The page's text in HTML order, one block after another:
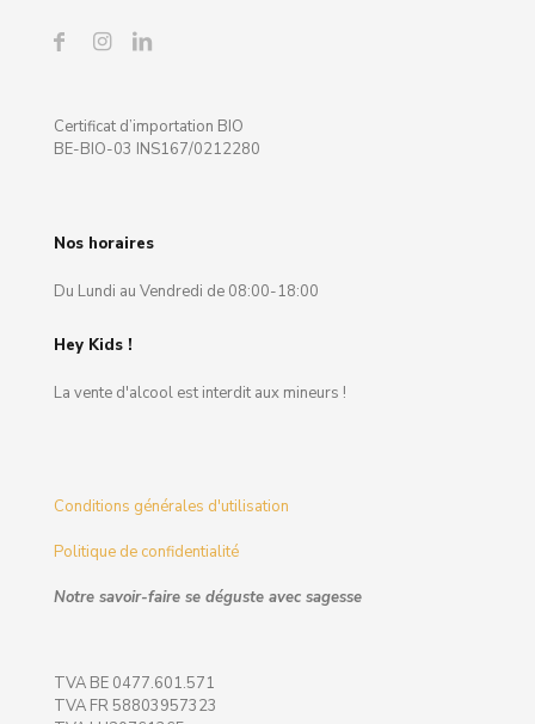
Certificat d’importation BIO
BE-BIO-03 INS167/0212280
Nos horaires
Du Lundi au Vendredi de 08:00-18:00
Hey Kids !
La vente d'alcool est interdit aux mineurs !
Conditions générales d'utilisation
Politique de confidentialité
Notre savoir-faire se déguste avec sagesse
TVA BE 0477.601.571
TVA FR 58803957323